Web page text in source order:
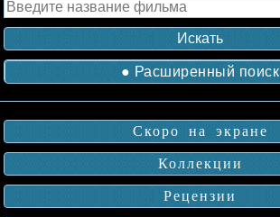
● Расширенный поиск
Скоро на экране
Коллекции
Рецензии